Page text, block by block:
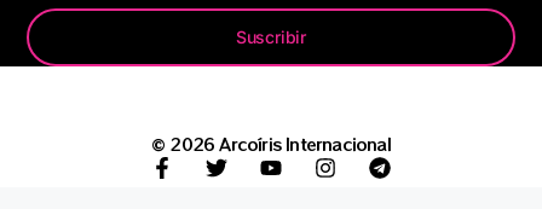
Suscribir
© 2026 Arcoíris Internacional